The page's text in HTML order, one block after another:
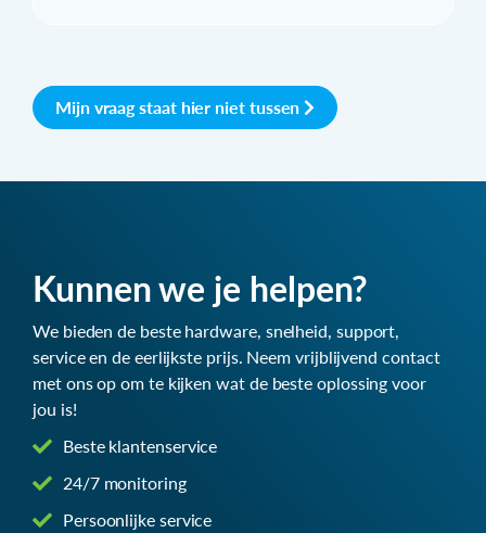
Mijn vraag staat hier niet tussen
Kunnen we je helpen?
We bieden de beste hardware, snelheid, support,
service en de eerlijkste prijs. Neem vrijblijvend contact
met ons op om te kijken wat de beste oplossing voor
jou is!
Beste klantenservice
24/7 monitoring
Persoonlijke service